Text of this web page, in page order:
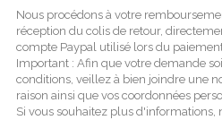
Nous procédons à votre
réception du colis de retour,
compte Paypal utilisé lors du
Important : Afin que votre demande
conditions, veillez à bien joindre une
raison ainsi que vos coordonnées
Si vous souhaitez plus d'informations,